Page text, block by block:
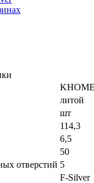
литой
шт
114,3
6,5
50
отверстий 5
F-Silver